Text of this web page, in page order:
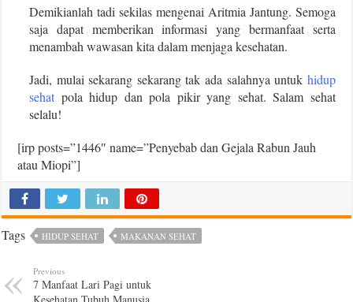
Demikianlah tadi sekilas mengenai Aritmia Jantung. Semoga
saja dapat memberikan informasi yang bermanfaat serta
menambah wawasan kita dalam menjaga kesehatan.
Jadi, mulai sekarang sekarang tak ada salahnya untuk hidup
sehat pola hidup dan pola pikir yang sehat. Salam sehat
selalu!
[irp posts=”1446″ name=”Penyebab dan Gejala Rabun Jauh
atau Miopi”]
Tags HIDUP SEHAT MAKANAN SEHAT
Previous
7 Manfaat Lari Pagi untuk